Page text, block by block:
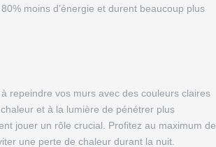
moins d’énergie et durent beaucoup plus
repeindre vos murs avec des couleurs claires
et à la lumière de pénétrer plus
jouer un rôle crucial. Profitez au maximum de
une perte de chaleur durant la nuit.